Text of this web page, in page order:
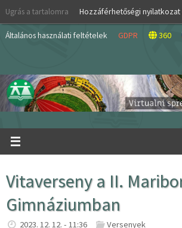
Skip
content
Ugrás a tartalomra Hozzáférhetőségi nyilatkozat
Általános használati feltételek GDPR 360
Vitaverseny a II.
Gimnáziumban
2023. 12. 12. - 11:36 Versenyek